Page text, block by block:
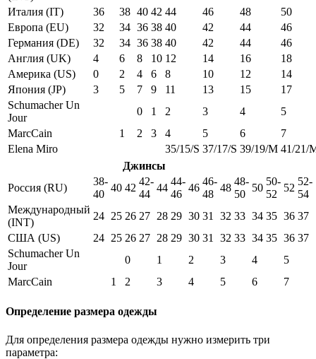
Италия (IT)
36 38 40 42 44 46 48
50
Европа (EU)
32 34 36 38 40 42 44
46
Германия (DE)
32 34 36 38 40 42 44
46
Англия (UK)
4 6 8 10 12 14 16
18
Америка (US)
0 2 4 6 8 10 12
14
Япония (JP)
3 5 7 9 11 13 15
17
Schumacher Un
Jour
0 1 2 3 4
5
MarcCain
1 2 3 4 5 6
7
Elena Miro
35/15/S 37/17/S 39/19/M 41/21/
Джинсы
Россия (RU)
38-
40
40 42
42-
44
44
44-
46
46
46-
48
48
48-
50
50
50-
52
52
52-
54
Международный
(INT)
24 25 26 27 28 29 30 31 32 33 34 35 36 37
США (US)
24 25 26 27 28 29 30 31 32 33 34 35 36 37
Schumacher Un
Jour
0 1 2 3 4
5
MarcCain
1 2 3 4 5 6 7
Определение размера одежды
Для определения размера одежды нужно измерить три
параметра: